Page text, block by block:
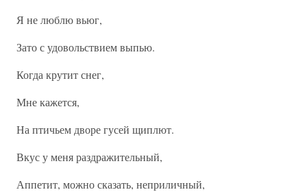
Я не люблю вьюг,
Зато с удовольствием выпью.
Когда крутит снег,
Мне кажется,
На птичьем дворе гусей щиплют.
Вкус у меня раздражительный,
Аппетит, можно сказать, неприличный,